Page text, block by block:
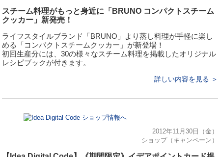
スチーム料理がもっと身近に「BRUNO コンパクトスチーム
クッカー」新発売！
ライフスタイルブランド「BRUNO」より蒸し料理が手軽に楽し
める「コンパクトスチームクッカー」が新登場！
初回生産分には、30の様々なスチーム料理を掲載したオリジナル
レシピブックが付きます。
詳しい内容を見る ＞
2012年11月30日（金）
ショップ（キャンペーン）